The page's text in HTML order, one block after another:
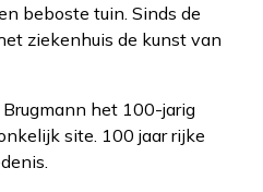
beboste tuin. Sinds de
ziekenhuis de kunst van
het 100-jarig
site. 100 jaar rijke